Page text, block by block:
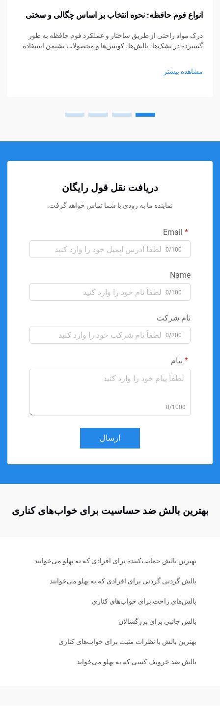
انواع فوم حافظه: نحوه انتخاب بر اساس چگالی و سختی
درک مواد راحتی از طریق ساختار و عملکرد فوم حافظه به طور
گسترده در تشک‌ها، بالش‌ها، کوسن‌ها و محصولات نشیمن استفاده
مشاهده بیشتر
دریافت نقل قول رایگان
نماینده ما به زودی با شما تماس خواهد گرفت.
0/100
Name
0/100
نام شرکت
0/200
پیام
0/1000
ارسال
بهترین بالش ضد حساسیت برای خواب‌های کناری
بهترین بالش حمایت‌کننده برای افرادی که به پهلو می‌خوابند
بالش گردنی گردنی برای افرادی که به پهلو می‌خوابند
بالش‌های راحت برای خواب‌های کناری
بالش جانبی برای بزرگسالان
بهترین بالش با نظرات مثبت برای خواب‌های کناری
بالش ضد خروپف کسی که به پهلو می‌خوابد